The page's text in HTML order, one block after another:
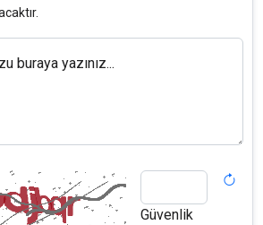
buraya yazınız...
Güvenlik